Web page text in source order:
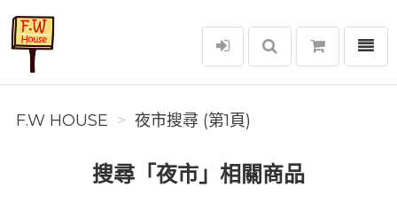
F.W House
選單
F.W HOUSE 夜市搜尋 (第1頁)
搜尋「夜市」相關商品